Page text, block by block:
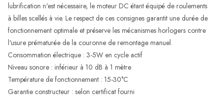
lubrification n'est nécessaire, le moteur DC étant équipé de roulements
à billes scellés à vie. Le respect de ces consignes garantit une durée de
fonctionnement optimale et préserve les mécanismes horlogers contre
l'usure prématurée de la couronne de remontage manuel.
Consommation électrique : 3-5W en cycle actif
Niveau sonore : inférieur à 10 dB à 1 mètre
Température de fonctionnement : 15-30°C
Garantie constructeur : selon certificat fourni